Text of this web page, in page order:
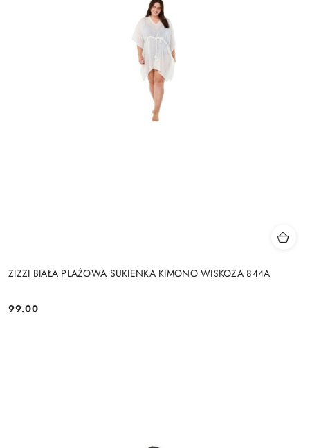
ZIZZI BIAŁA PLAŻOWA SUKIENKA KIMONO WISKOZA 844A
Cena:
99.00